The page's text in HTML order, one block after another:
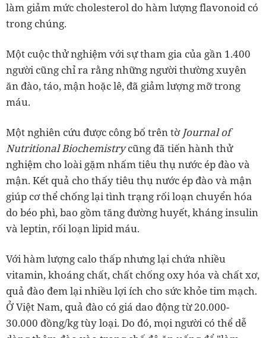
làm giảm mức cholesterol do hàm lượng flavonoid có
trong chúng.
Một cuộc thử nghiệm với sự tham gia của gần 1.400
người cũng chỉ ra rằng những người thường xuyên
ăn đào, táo, mận hoặc lê, đã giảm lượng mỡ trong
máu.
Một nghiên cứu được công bố trên tờ Journal of
Nutritional Biochemistrycũng đã tiến hành thử
nghiệm cho loài gặm nhấm tiêu thụ nước ép đào và
mận. Kết quả cho thấy tiêu thụ nước ép đào và mận
giúp cơ thể chống lại tình trạng rối loạn chuyển hóa
do béo phì, bao gồm tăng đường huyết, kháng insulin
và leptin, rối loạn lipid máu.
Với hàm lượng calo thấp nhưng lại chứa nhiều
vitamin, khoáng chất, chất chống oxy hóa và chất xơ,
quả đào đem lại nhiều lợi ích cho sức khỏe tim mạch.
Ở Việt Nam, quả đào có giá dao động từ 20.000-
30.000 đồng/kg tùy loại. Do đó, mọi người có thể dễ